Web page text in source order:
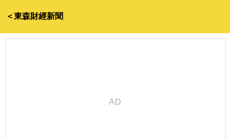
＜東森財經新聞